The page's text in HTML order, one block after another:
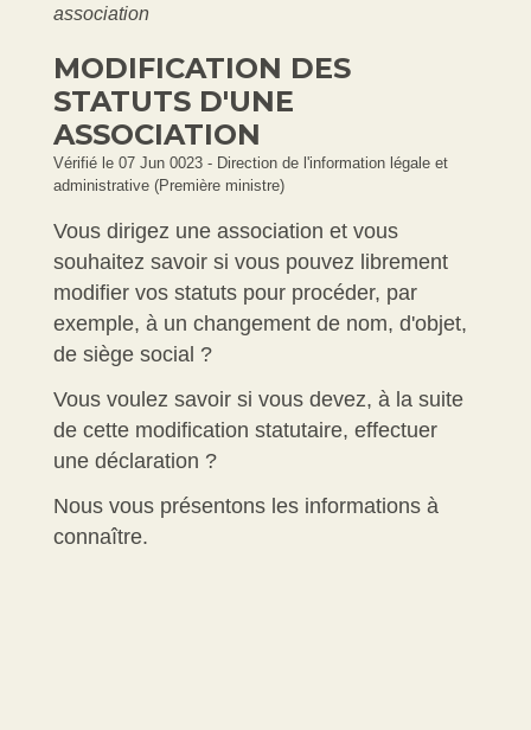
association
MODIFICATION DES
STATUTS D'UNE
ASSOCIATION
Vérifié le 07 Jun 0023 - Direction de l'information légale et
administrative (Première ministre)
Vous dirigez une association et vous
souhaitez savoir si vous pouvez librement
modifier vos statuts pour procéder, par
exemple, à un changement de nom, d'objet,
de siège social ?
Vous voulez savoir si vous devez, à la suite
de cette modification statutaire, effectuer
une déclaration ?
Nous vous présentons les informations à
connaître.